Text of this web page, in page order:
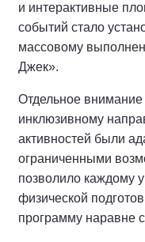
и интерактивные
событий стало
массовому
Джек».
Отдельное внимание
инклюзивному
активностей были
ограниченными
позволило каждому
физической
программу наравне